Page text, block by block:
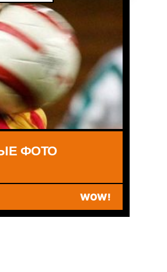
ФОТО
WOW!